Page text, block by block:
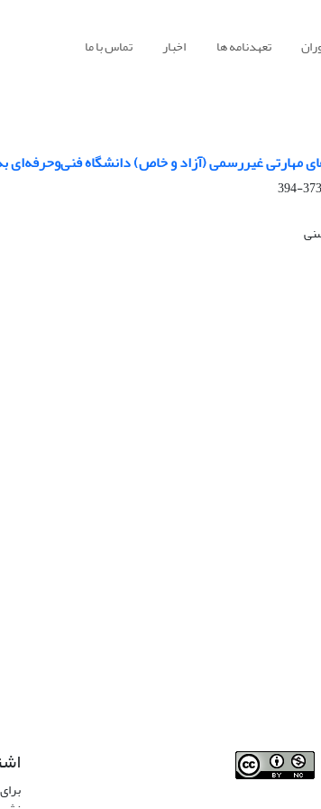
تعهدنامه ها اخبار تماس با ما
مهارتی غیررسمی (آزاد و خاص) دانشگاه فنی‌وحرفه‌ای
373-394